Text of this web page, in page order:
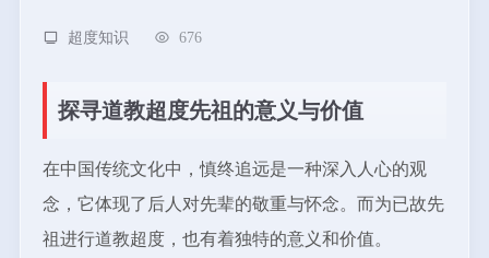
超度知识 676
探寻道教超度先祖的意义与价值
在中国传统文化中，慎终追远是一种深入人心的观
念，它体现了后人对先辈的敬重与怀念。而为已故先
祖进行道教超度，也有着独特的意义和价值。